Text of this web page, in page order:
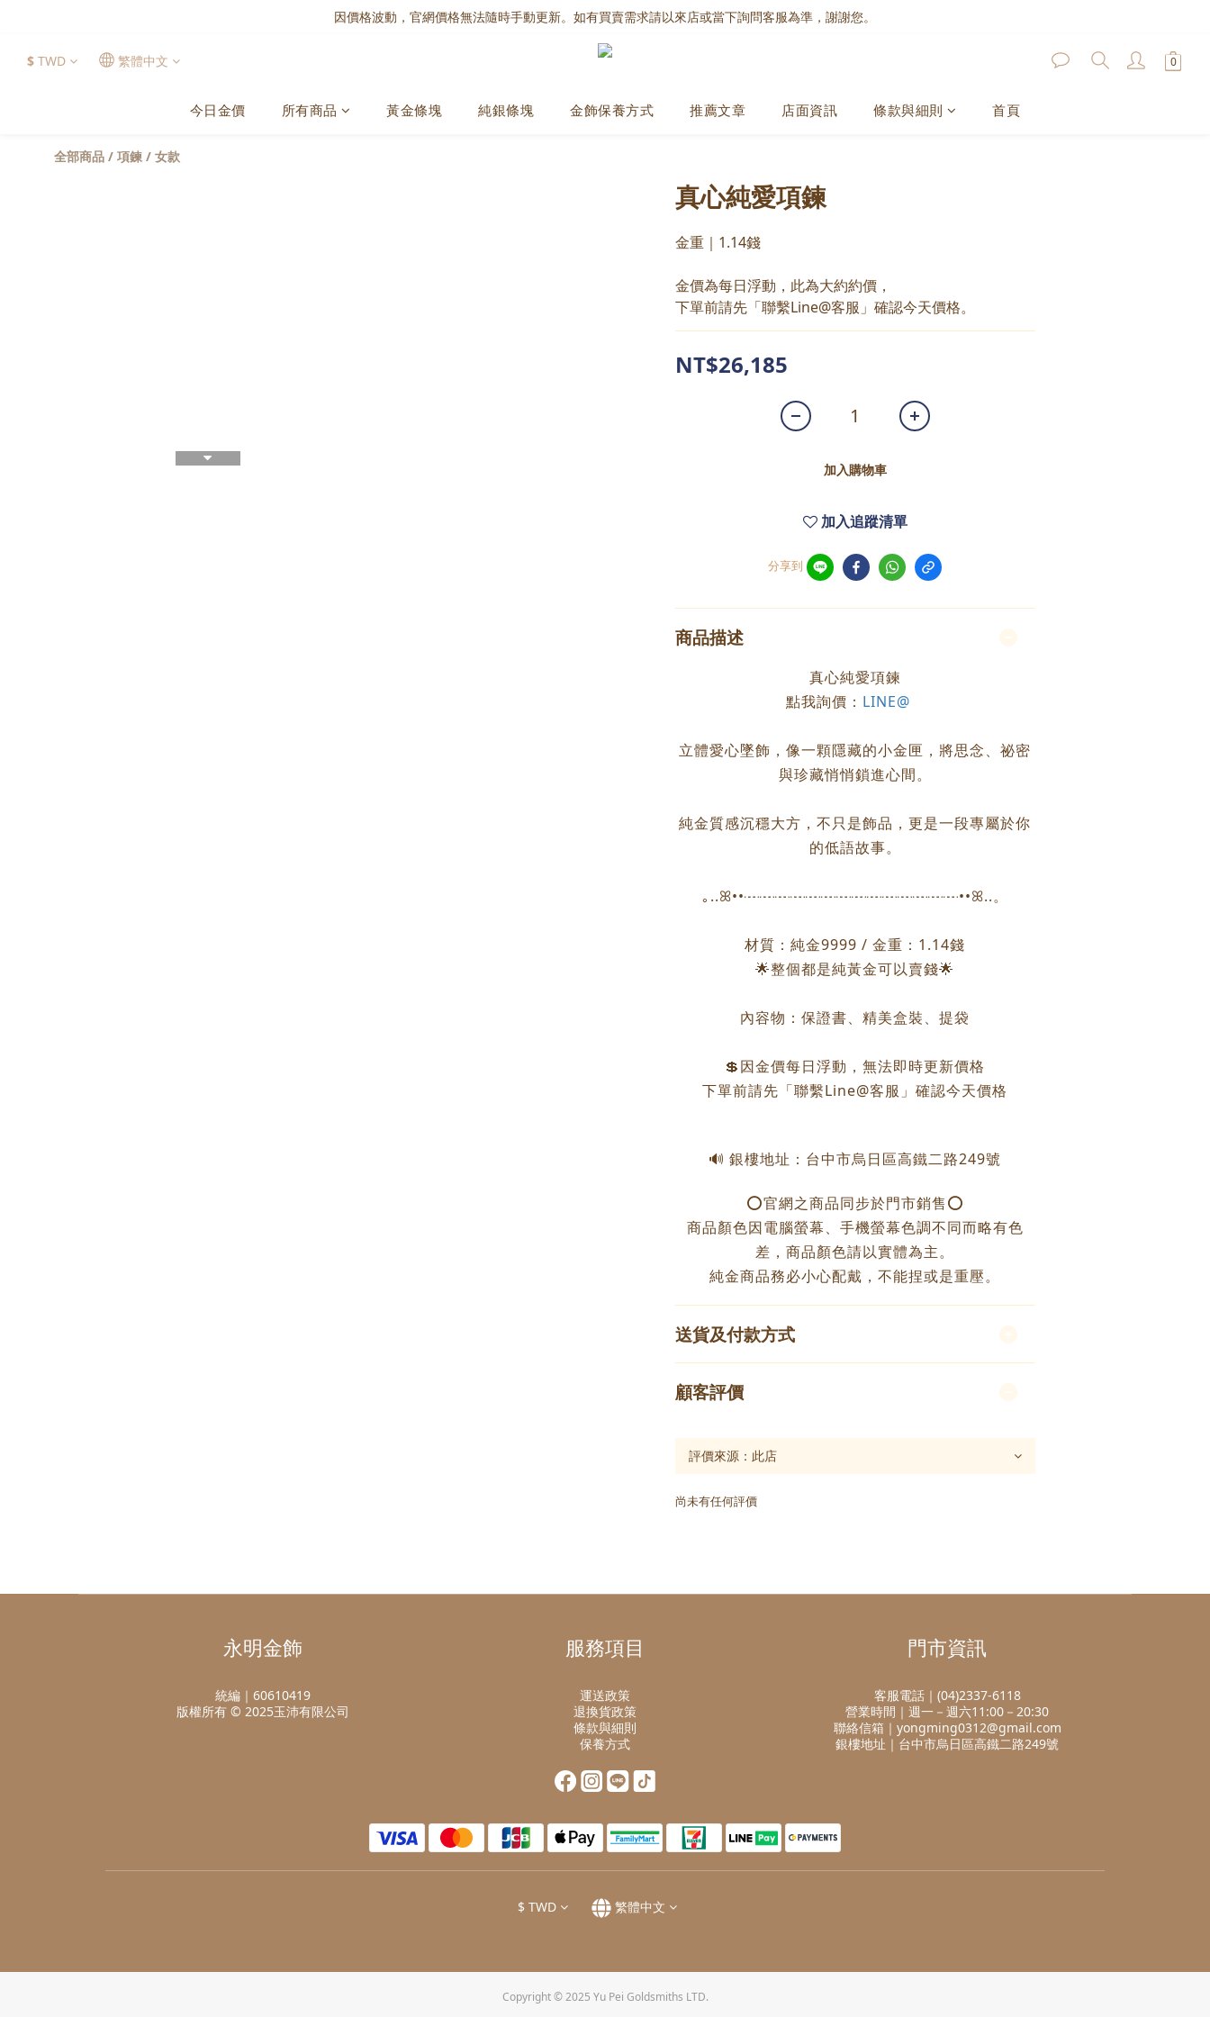
因價格波動，官網價格無法隨時手動更新。如有買賣需求請以來店或當下詢問客服為準，謝謝您。
$ TWD 繁體中文
今日金價 所有商品 黃金條塊 純銀條塊 金飾保養方式 推薦文章 店面資訊 條款與細則 首頁
全部商品 / 項鍊 / 女款
真心純愛項鍊
金重｜1.14錢
金價為每日浮動，此為大約約價，
下單前請先「聯繫Line@客服」確認今天價格。
NT$26,185
加入購物車
加入追蹤清單
分享到
商品描述
真心純愛項鍊
點我詢價： LINE@
立體愛心墜飾，像一顆隱藏的小金匣，將思念、祕密
與珍藏悄悄鎖進心間。
純金質感沉穩大方，不只是飾品，更是一段專屬於你
的低語故事。
｡..ꕤ••┈┈┈┈┈┈┈┈┈┈┈┈┈┈••ꕤ..。
材質：純金9999 / 金重：1.14錢
🌟整個都是純黃金可以賣錢🌟
內容物：保證書、精美盒裝、提袋
💲因金價每日浮動，無法即時更新價格
下單前請先「聯繫Line@客服」確認今天價格
🔊 銀樓地址：台中市烏日區高鐵二路249號
⭕️官網之商品同步於門市銷售⭕️
商品顏色因電腦螢幕、手機螢幕色調不同而略有色
差，商品顏色請以實體為主。
純金商品務必小心配戴，不能捏或是重壓。
送貨及付款方式
顧客評價
尚未有任何評價
永明金飾
統編｜60610419
版權所有 © 2025玉沛有限公司
服務項目
運送政策
退換貨政策
條款與細則
保養方式
門市資訊
客服電話｜(04)2337-6118
營業時間｜週一－週六11:00－20:30
聯絡信箱｜yongming0312@gmail.com
銀樓地址｜台中市烏日區高鐵二路249號
$ TWD 繁體中文
Copyright © 2025 Yu Pei Goldsmiths LTD.